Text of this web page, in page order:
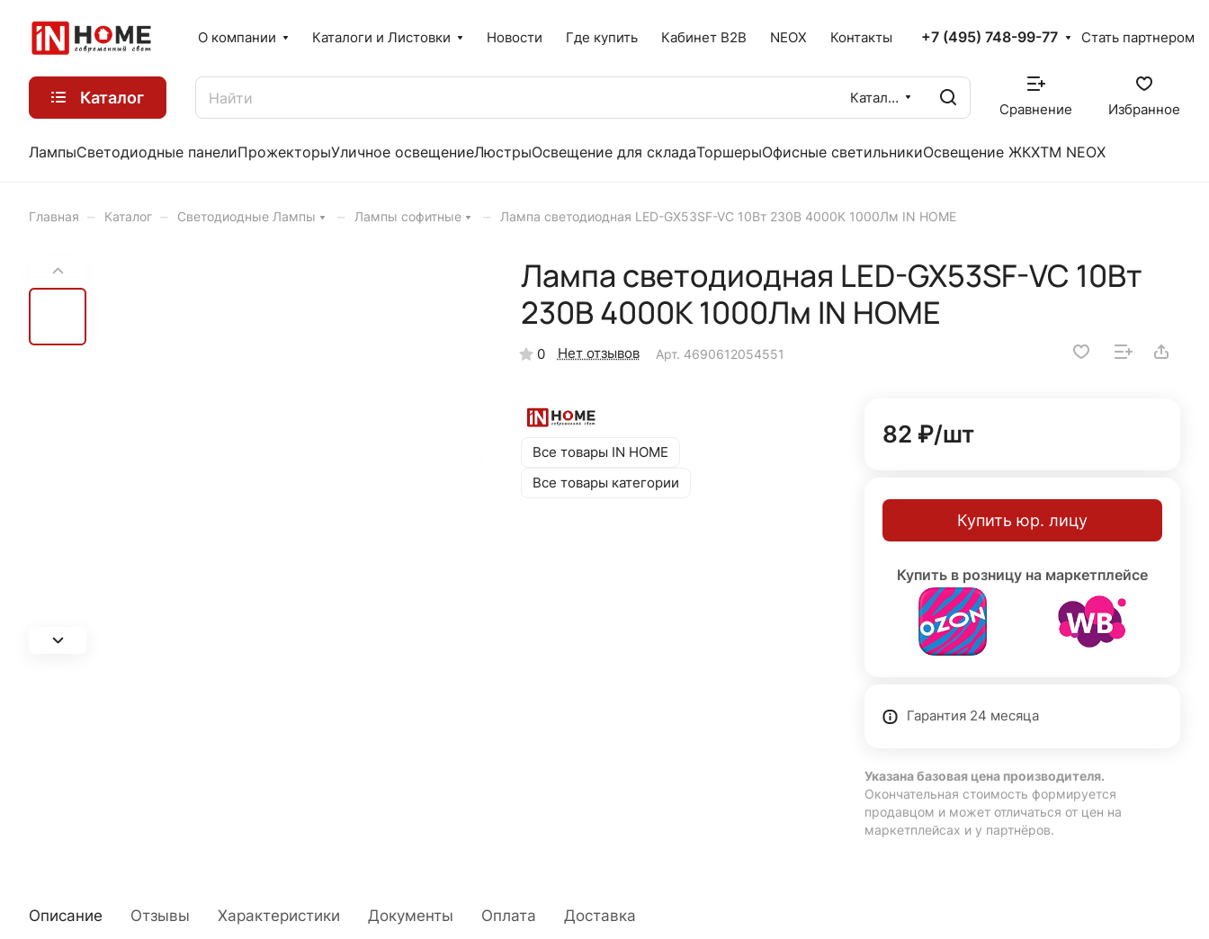
О компании Каталоги и Листовки Новости Где купить Кабинет B2B NEOX Контакты +7 (495) 748-99-77 Стать партнером
Каталог Каталог
Сравнение Избранное
ЛампыСветодиодные панелиПрожекторыУличное освещениеЛюстрыОсвещение для складаТоршерыОфисные светильникиОсвещение ЖКХTM NEOX
Главная – Каталог – Светодиодные Лампы – Лампы софитные – Лампа светодиодная LED-GX53SF-VC 10Вт 230В 4000K 1000Лм IN HOME
Лампа светодиодная LED-GX53SF-VC 10Вт
230В 4000K 1000Лм IN HOME
0 Нет отзывов Арт. 4690612054551
Все товары IN HOME
Все товары категории
82 ₽/шт
Купить юр. лицу
Купить в розницу на маркетплейсе
Гарантия 24 месяца
Указана базовая цена производителя.
Окончательная стоимость формируется
продавцом и может отличаться от цен на
маркетплейсах и у партнёров.
Описание Отзывы Характеристики Документы Оплата Доставка